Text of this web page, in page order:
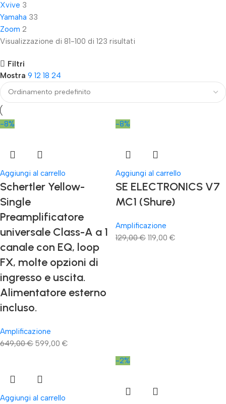
Xvive 3
Yamaha 33
Zoom 2
Visualizzazione di 81-100 di 123 risultati
Filtri
Mostra 9 12 18 24
-8%
Aggiungi al carrello
Schertler Yellow-
Single
Preamplificatore
universale Class-A a 1
canale con EQ, loop
FX, molte opzioni di
ingresso e uscita.
Alimentatore esterno
incluso.
Amplificazione
649,00€ 599,00 €
-8%
Aggiungi al carrello
SE ELECTRONICS V7
MC1 (Shure)
Amplificazione
129,00€ 119,00 €
Aggiungi al carrello
-2%